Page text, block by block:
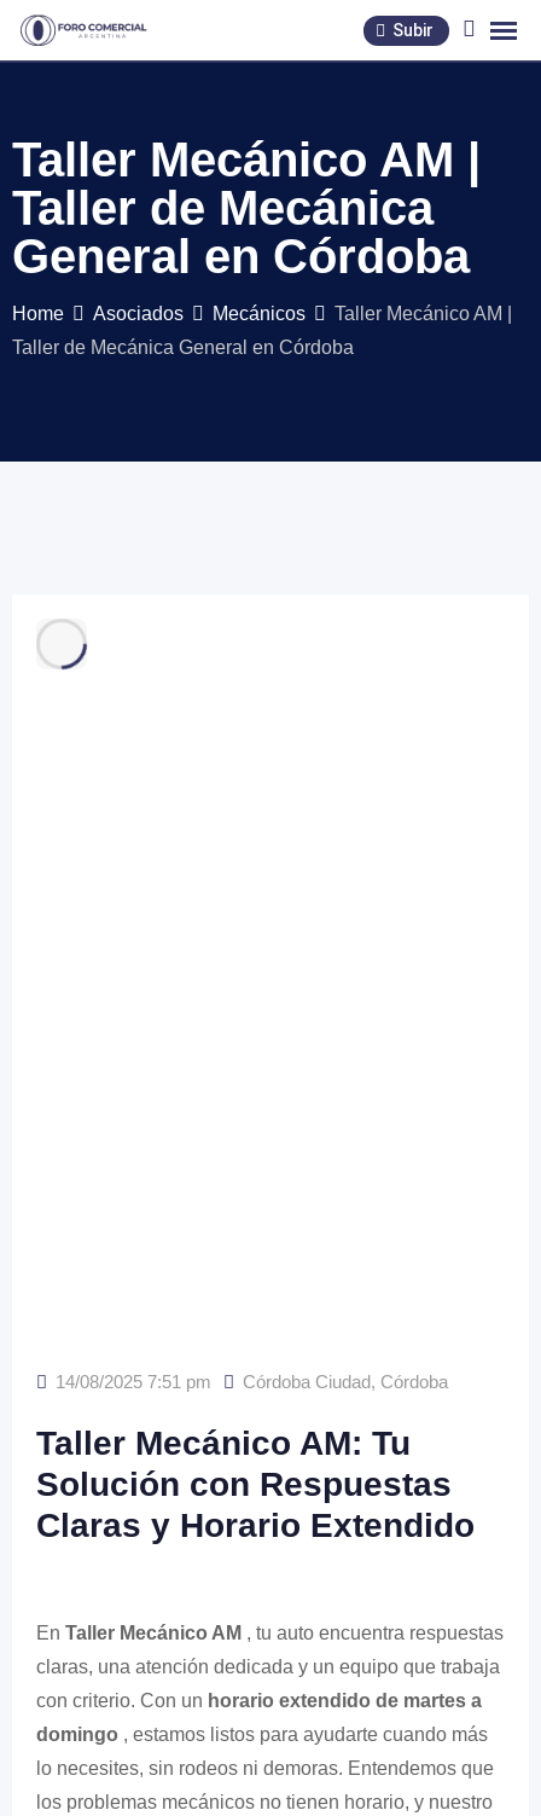
Skip
Subir
Taller Mecánico AM |
Taller de Mecánica
General en Córdoba
Home Asociados Mecánicos
Taller Mecánico AM |
Taller de Mecánica General en Córdoba
14/08/2025 7:51 pm Córdoba Ciudad, Córdoba
Taller Mecánico AM: Tu
Solución con Respuestas
Claras y Horario Extendido
En Taller Mecánico AM , tu auto encuentra respuestas
claras, una atención dedicada y un equipo que trabaja
con criterio. Con un horario extendido de martes a
domingo , estamos listos para ayudarte cuando más
lo necesites, sin rodeos ni demoras. Entendemos que
los problemas mecánicos no tienen horario, y nuestro